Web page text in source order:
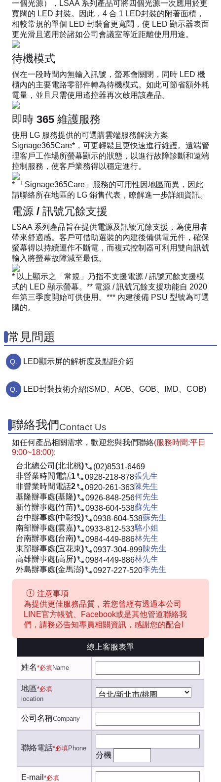
一個光源），LSAA 系列產品可將四個光源一次應用於更
寬闊的 LED 封裝。因此，4 合 1 LED封裝的附著面積，
相較常規的單個 LED 封裝會更寬闊，使 LED 顯示器表面
更光滑且適用於諸如公司會議室等近距離使用用途。
待機模式
倘在一段時間內無輸入訊號，螢幕會關閉，同時 LED 機
櫃內的主要電路零部件轉為待機模式。如此可節省額外耗
電量，並且只需使用遙控器再次啟用該產品。
即時 365 維護服務
使用 LG 服務提供的可選購雲端服務解決方案
Signage365Care*，可更輕鬆且更快速進行維護。遠端管
理客戶工作場所螢幕顯示的狀態，以進行故障診斷和遠端
控制服務，使客戶業務得以穩定進行。
* 「Signage365Care」服務的可用性因地區而異，因此
請聯絡所在地區的 LG 銷售代表，瞭解進一步詳細資訊。
電源 / 訊號冗餘支援
LSAA 系列產品旨在提供電源及訊號冗餘支援，為使用者
帶來舒適感。客戶可借助選裝的內建後備供電元件，確保
螢幕得以持續運作不斷電，而複式控制器可利用雙向訊號
輸入將螢幕故障減至最低。
* 以上顯示之「常規」乃指不支援電源 / 訊號冗餘支援模
式的 LED 顯示螢幕。 ** 電源 / 訊號冗餘支援功能自 2020
年第三季度開始可供使用。 *** 內建後備 PSU 型號為可選
購的。
常見問題
LED顯示屏的解析度及點距介紹
LED封裝技術介紹(SMD、AOB、GOB、IMD、COB)
聯絡我們Contact Us
如任何產品相關需求，歡迎您與我們聯絡(服務時間:平日
9:00~18:00):
台北總公司(北北桃)
(02)8531-6469
非營業時間電話1
0928-218-878張先生
非營業時間電話2
0920-261-363陳先生
基隆辦事處(基隆)
0926-848-256何先生
新竹辦事處(竹苗)
0938-604-538蘇先生
台中辦事處(中彰投)
0938-604-538蘇先生
南部辦事處(雲嘉)
0933-812-533駱小姐
台南辦事處(台南)
0984-449-886林先生
東部辦事處(宜花東)
0937-304-899陳先生
高雄辦事處(高屏)
0984-449-886林先生
外島辦事處(金馬澎)
0927-227-520李先生
注意事項
為提供更佳服務品質，若您曾經有透過本公司
LINE官方帳號、Facebook或是其他管道聯絡我
們，請務必告知專員相關資訊，感謝您的配合!
線上客服表單
姓名*必填Name
地區*必填
location
公司名稱Company
聯絡電話*必填Phone
分機
E-mail *必填